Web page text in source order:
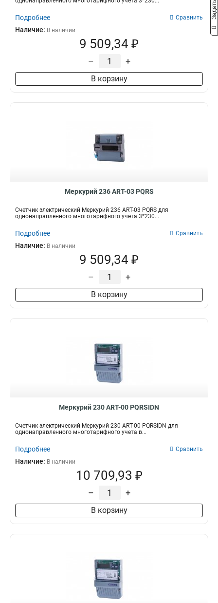
Подробнее Сравнить
Наличие: В наличии
9 509,34 ₽
– +
В корзину
Меркурий 236 АRT-03 PQRS
Счетчик электрический Меркурий 236 АRT-03 PQRS для
однонаправленного многотарифного учета 3*230...
Подробнее Сравнить
Наличие: В наличии
9 509,34 ₽
– +
В корзину
Меркурий 230 АRT-00 PQRSIDN
Счетчик электрический Меркурий 230 АRT-00 PQRSIDN для
однонаправленного многотарифного учета в...
Подробнее Сравнить
Наличие: В наличии
10 709,93 ₽
– +
В корзину